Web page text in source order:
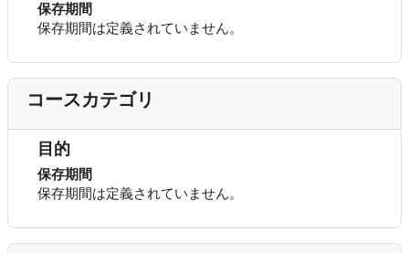
保存期間
保存期間は定義されていません。
コースカテゴリ
目的
保存期間
保存期間は定義されていません。